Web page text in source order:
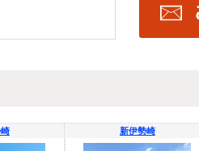
新伊勢崎